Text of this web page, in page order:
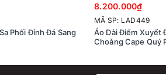
Phối Đính Đá Sang
8.200.000₫
MÃ SP: LAD449
Áo Dài Điểm Xuyết
Choàng Cape Quý